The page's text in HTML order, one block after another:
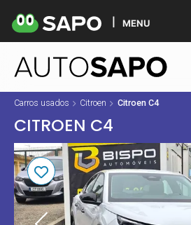
MENU
Carros usados Citroen Citroen C4
CITROEN C4